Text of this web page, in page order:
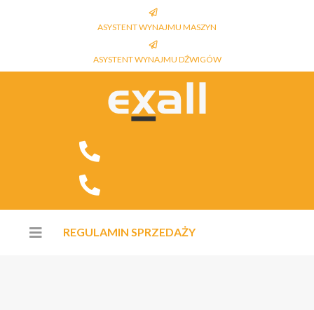
ASYSTENT WYNAJMU MASZYN
ASYSTENT WYNAJMU DŹWIGÓW
REGULAMIN SPRZEDAŻY